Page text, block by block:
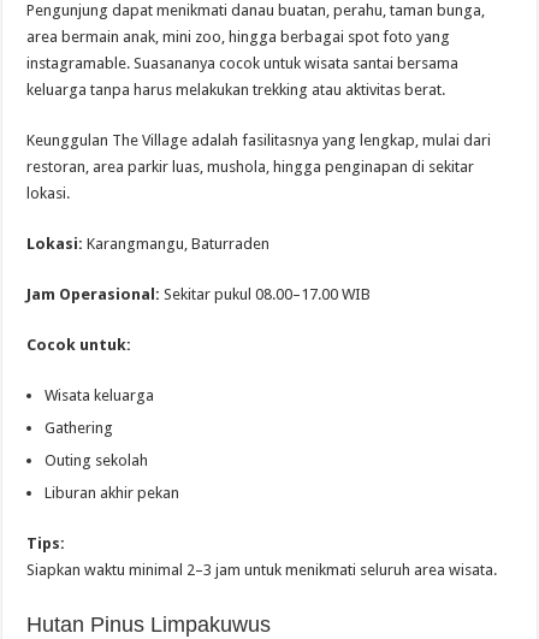
Pengunjung dapat menikmati danau buatan, perahu, taman bunga,
area bermain anak, mini zoo, hingga berbagai spot foto yang
instagramable. Suasananya cocok untuk wisata santai bersama
keluarga tanpa harus melakukan trekking atau aktivitas berat.
Keunggulan The Village adalah fasilitasnya yang lengkap, mulai dari
restoran, area parkir luas, mushola, hingga penginapan di sekitar
lokasi.
Lokasi: Karangmangu, Baturraden
Jam Operasional: Sekitar pukul 08.00–17.00 WIB
Cocok untuk:
Wisata keluarga
Gathering
Outing sekolah
Liburan akhir pekan
Tips:
Siapkan waktu minimal 2–3 jam untuk menikmati seluruh area wisata.
Hutan Pinus Limpakuwus